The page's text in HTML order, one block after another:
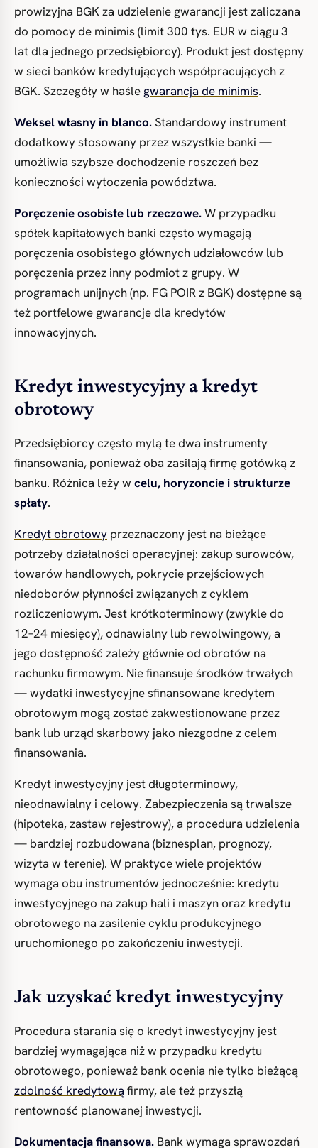
prowizyjna BGK za udzielenie gwarancji jest zaliczana
do pomocy de minimis (limit 300 tys. EUR w ciągu 3
lat dla jednego przedsiębiorcy). Produkt jest dostępny
w sieci banków kredytujących współpracujących z
BGK. Szczegóły w haśle gwarancja de minimis.
Weksel własny in blanco.Standardowy instrument
dodatkowy stosowany przez wszystkie banki —
umożliwia szybsze dochodzenie roszczeń bez
konieczności wytoczenia powództwa.
Poręczenie osobiste lub rzeczowe.W przypadku
spółek kapitałowych banki często wymagają
poręczenia osobistego głównych udziałowców lub
poręczenia przez inny podmiot z grupy. W
programach unijnych (np. FG POIR z BGK) dostępne są
też portfelowe gwarancje dla kredytów
innowacyjnych.
Kredyt inwestycyjny a kredyt
obrotowy
Przedsiębiorcy często mylą te dwa instrumenty
finansowania, ponieważ oba zasilają firmę gotówką z
banku. Różnica leży w celu, horyzoncie i strukturze
spłaty.
Kredyt obrotowy przeznaczony jest na bieżące
potrzeby działalności operacyjnej: zakup surowców,
towarów handlowych, pokrycie przejściowych
niedoborów płynności związanych z cyklem
rozliczeniowym. Jest krótkoterminowy (zwykle do
12–24 miesięcy), odnawialny lub rewolwingowy, a
jego dostępność zależy głównie od obrotów na
rachunku firmowym. Nie finansuje środków trwałych
— wydatki inwestycyjne sfinansowane kredytem
obrotowym mogą zostać zakwestionowane przez
bank lub urząd skarbowy jako niezgodne z celem
finansowania.
Kredyt inwestycyjny jest długoterminowy,
nieodnawialny i celowy. Zabezpieczenia są trwalsze
(hipoteka, zastaw rejestrowy), a procedura udzielenia
— bardziej rozbudowana (biznesplan, prognozy,
wizyta w terenie). W praktyce wiele projektów
wymaga obu instrumentów jednocześnie: kredytu
inwestycyjnego na zakup hali i maszyn oraz kredytu
obrotowego na zasilenie cyklu produkcyjnego
uruchomionego po zakończeniu inwestycji.
Jak uzyskać kredyt inwestycyjny
Procedura starania się o kredyt inwestycyjny jest
bardziej wymagająca niż w przypadku kredytu
obrotowego, ponieważ bank ocenia nie tylko bieżącą
zdolność kredytową firmy, ale też przyszłą
rentowność planowanej inwestycji.
Dokumentacja finansowa. Bank wymaga sprawozdań